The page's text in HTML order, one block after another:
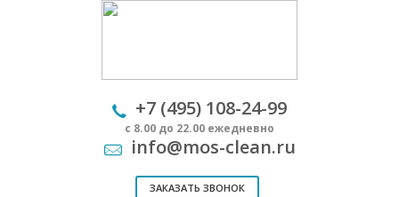
+7 (495) 108-24-99
с 8.00 до 22.00 ежедневно
info@mos-clean.ru
ЗАКАЗАТЬ ЗВОНОК